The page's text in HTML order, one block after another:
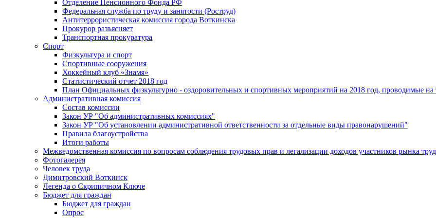
Отделение Пенсионного Фонда РФ
Федеральная служба по труду и занятости (Роструд)
Антитеррористическая комиссия города Воткинска
Прокурор разъясняет
Транспортная прокуратура
Спорт
Физкультура и спорт
Спортивные сооружения
Хоккейный клуб «Знамя»
Статистический отчет 2018 год
План Официальных физкультурно - оздоровительных и спортивных мероприятий на 2018 год, проводимые
Административная комиссия
Состав комиссии
Закон УР "Об административных комиссиях"
Закон УР "Об установлении административной ответственности за отдельные виды правонарушений"
Правила благоустройства
Итоги работы
Межведомственная комиссия по вопросам соблюдения трудовых прав и легализации доходов участников рынка
Фотогалерея
Человек труда
Димитровский Воткинск
Легенда о Скрипичном Ключе
Бюджет для граждан
Бюджет для граждан
Опрос